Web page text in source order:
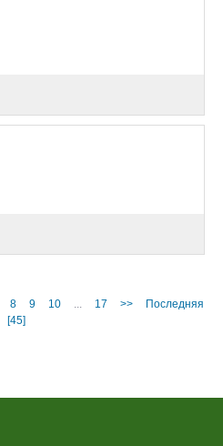
8 9 10 17 >>
Последняя
[45]